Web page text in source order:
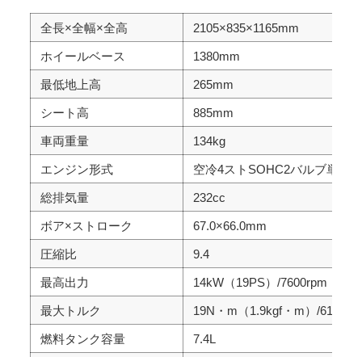
全長×全幅×全高 2105×835×1165mm
ホイールベース 1380mm
最低地上高 265mm
シート高 885mm
車両重量 134kg
エンジン形式 空冷4ストSOHC2バルブ単気筒
総排気量 232cc
ボア×ストローク 67.0×66.0mm
圧縮比 9.4
最高出力 14kW（19PS）/7600rpm
最大トルク 19N・m（1.9kgf・m）/
燃料タンク容量 7.4L